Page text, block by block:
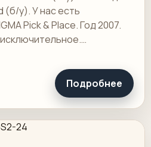
(б/у). У нас есть
Pick & Place. Год 2007.
часто.
Подробнее